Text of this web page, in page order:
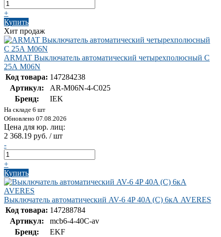
+
Купить
Хит продаж
ARMAT Выключатель автоматический четырехполюсный C
25А M06N
Код товара: 147284238
Артикул:
AR-M06N-4-C025
Бренд:
IEK
На складе 6 шт
Обновлено 07.08.2026
Цена для юр. лиц:
2 368.19 руб. / шт
-
+
Купить
Выключатель автоматический AV-6 4P 40A (C) 6кА AVERES
Код товара: 147288784
Артикул:
mcb6-4-40C-av
Бренд:
EKF